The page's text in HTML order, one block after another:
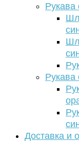
Рукава
Доставка и